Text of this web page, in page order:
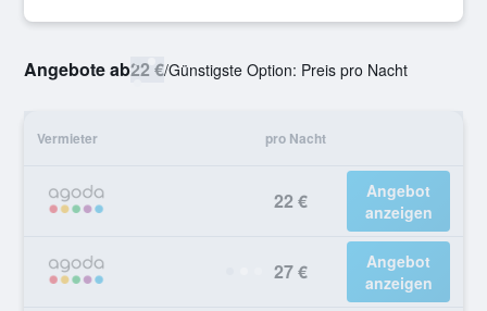
Angebote ab22 €/Günstigste Option: Preis pro Nacht
Vermieter pro Nacht
22 €
Angebot
anzeigen
27 €
Angebot
anzeigen